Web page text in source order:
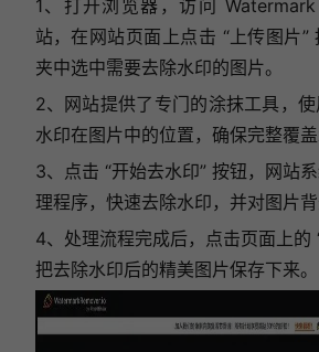
1、打开浏览器，访问
站，在网站页面上点击 “上传图片”
夹中选中需要去除水印的图片。
2、网站提供了专门的涂抹工具，
水印在图片中的位置，确保完整覆盖
3、点击 “开始去水印” 按钮，网站
理程序，快速去除水印，并对图片背
4、处理流程完成后，点击页面上的
把去除水印后的精美图片保存下来。